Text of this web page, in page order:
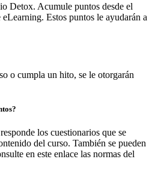
Detox. Acumule puntos desde el
Estos puntos le ayudarán a
o cumpla un hito, se le otorgarán
los cuestionarios que se
del curso. También se pueden
en este enlace las normas del